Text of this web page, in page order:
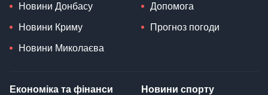
Новини Донбасу
Новини Криму
Новини Миколаєва
Допомога
Прогноз погоди
Економіка та фінанси Новини спорту